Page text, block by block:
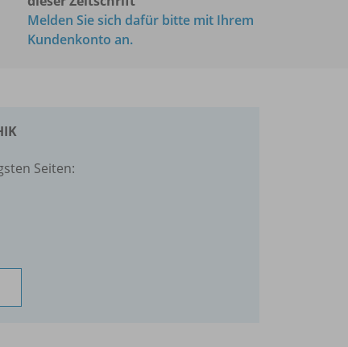
Melden Sie sich dafür bitte mit Ihrem
Kundenkonto an.
Seiten: